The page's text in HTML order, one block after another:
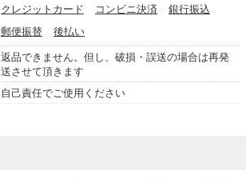
クレジットカード コンビニ決済
銀行振込
郵便振替
後払い
返品できません。但し、破損・誤送の場合は再発
送させて頂きます
自己責任でご使用ください